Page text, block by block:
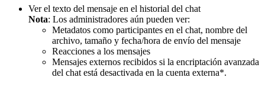
Ver el texto del mensaje en el historial del chat
Nota: Los administradores aún pueden ver:
Metadatos como participantes en el chat, nombre del
archivo, tamaño y fecha/hora de envío del mensaje
Reacciones a los mensajes
Mensajes externos recibidos si la encriptación avanzada
del chat está desactivada en la cuenta externa*.